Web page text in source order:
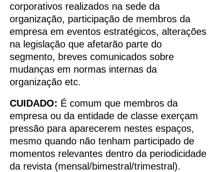
corporativos realizados na sede da
organização, participação de membros da
empresa em eventos estratégicos, alterações
na legislação que afetarão parte do
segmento, breves comunicados sobre
mudanças em normas internas da
organização etc.
CUIDADO: É comum que membros da
empresa ou da entidade de classe exerçam
pressão para aparecerem nestes espaços,
mesmo quando não tenham participado de
momentos relevantes dentro da periodicidade
da revista (mensal/bimestral/trimestral).